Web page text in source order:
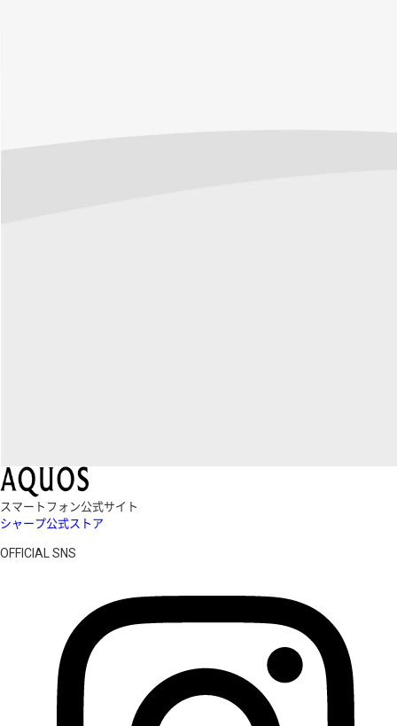
スマートフォン公式サイト
シャープ公式ストア
OFFICIAL SNS